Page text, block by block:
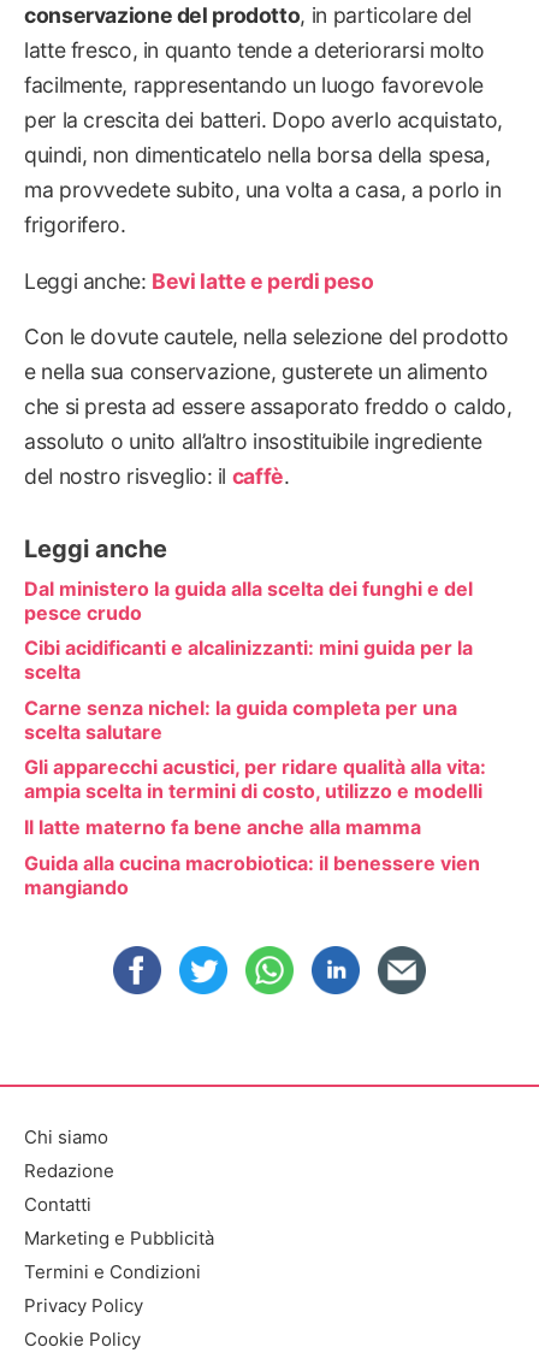
conservazione del prodotto, in particolare del
latte fresco, in quanto tende a deteriorarsi molto
facilmente, rappresentando un luogo favorevole
per la crescita dei batteri. Dopo averlo acquistato,
quindi, non dimenticatelo nella borsa della spesa,
ma provvedete subito, una volta a casa, a porlo in
frigorifero.
Leggi anche: Bevi latte e perdi peso
Con le dovute cautele, nella selezione del prodotto
e nella sua conservazione, gusterete un alimento
che si presta ad essere assaporato freddo o caldo,
assoluto o unito all’altro insostituibile ingrediente
del nostro risveglio: il caffè.
Leggi anche
Dal ministero la guida alla scelta dei funghi e del
pesce crudo
Cibi acidificanti e alcalinizzanti: mini guida per la
scelta
Carne senza nichel: la guida completa per una
scelta salutare
Gli apparecchi acustici, per ridare qualità alla vita:
ampia scelta in termini di costo, utilizzo e modelli
Il latte materno fa bene anche alla mamma
Guida alla cucina macrobiotica: il benessere vien
mangiando
Chi siamo
Redazione
Contatti
Marketing e Pubblicità
Termini e Condizioni
Privacy Policy
Cookie Policy